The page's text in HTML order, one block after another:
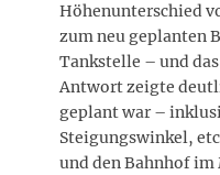
Höhenunterschied
zum neu geplanten
Tankstelle – und
Antwort zeigte
geplant war –
Steigungswinkel,
und den Bahnhof im